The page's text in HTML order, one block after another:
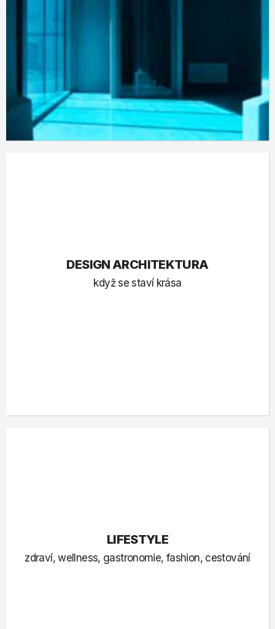
DESIGN ARCHITEKTURA
když se staví krása
LIFESTYLE
zdraví, wellness, gastronomie, fashion, cestování